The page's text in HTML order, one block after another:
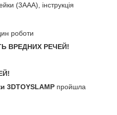
(3ААА), інструкція
роботи
ВРЕДНИХ РЕЧЕЙ!
3DTOYSLAMP пройшла